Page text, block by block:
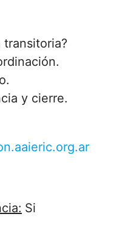
transitoria?
y cierre.
Si